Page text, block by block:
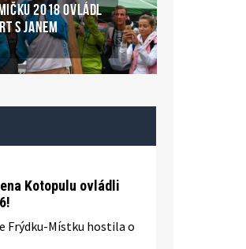
2018 OVLÁDL
S JANEM
Kotopulu ovládli
Frýdku-Místku hostila o